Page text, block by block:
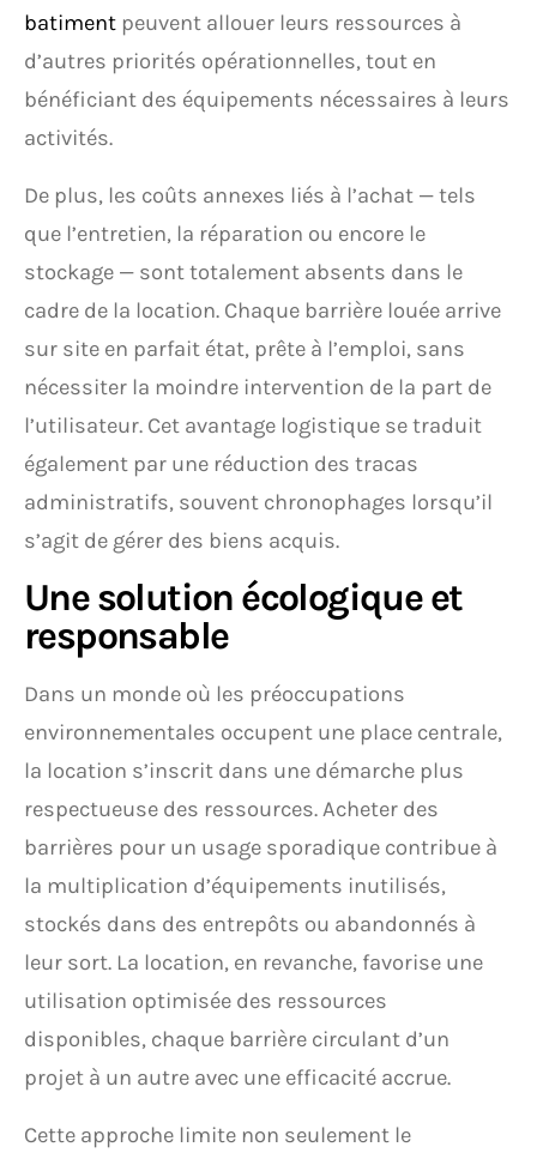
batiment peuvent allouer leurs ressources à
d’autres priorités opérationnelles, tout en
bénéficiant des équipements nécessaires à leurs
activités.
De plus, les coûts annexes liés à l’achat — tels
que l’entretien, la réparation ou encore le
stockage — sont totalement absents dans le
cadre de la location. Chaque barrière louée arrive
sur site en parfait état, prête à l’emploi, sans
nécessiter la moindre intervention de la part de
l’utilisateur. Cet avantage logistique se traduit
également par une réduction des tracas
administratifs, souvent chronophages lorsqu’il
s’agit de gérer des biens acquis.
Une solution écologique et
responsable
Dans un monde où les préoccupations
environnementales occupent une place centrale,
la location s’inscrit dans une démarche plus
respectueuse des ressources. Acheter des
barrières pour un usage sporadique contribue à
la multiplication d’équipements inutilisés,
stockés dans des entrepôts ou abandonnés à
leur sort. La location, en revanche, favorise une
utilisation optimisée des ressources
disponibles, chaque barrière circulant d’un
projet à un autre avec une efficacité accrue.
Cette approche limite non seulement le